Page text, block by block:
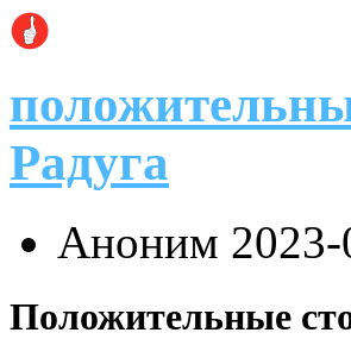
Радуга
Аноним
Положительные